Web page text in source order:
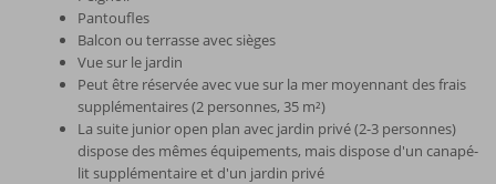
Pantoufles
Balcon ou terrasse avec sièges
Vue sur le jardin
Peut être réservée avec vue sur la mer moyennant des frais
supplémentaires (2 personnes, 35 m²)
La suite junior open plan avec jardin privé (2-3 personnes)
dispose des mêmes équipements, mais dispose d'un canapé-
lit supplémentaire et d'un jardin privé